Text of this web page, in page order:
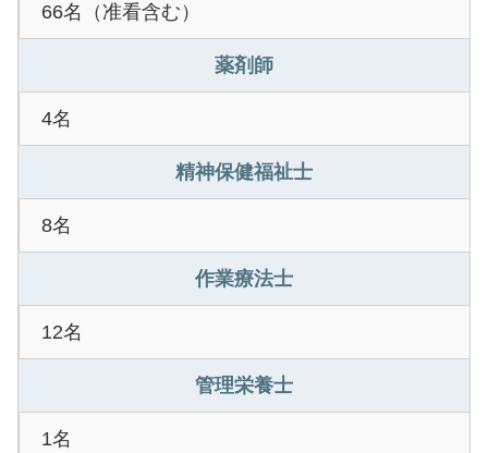
66名（准看含む）
薬剤師
4名
精神保健福祉士
8名
作業療法士
12名
管理栄養士
1名